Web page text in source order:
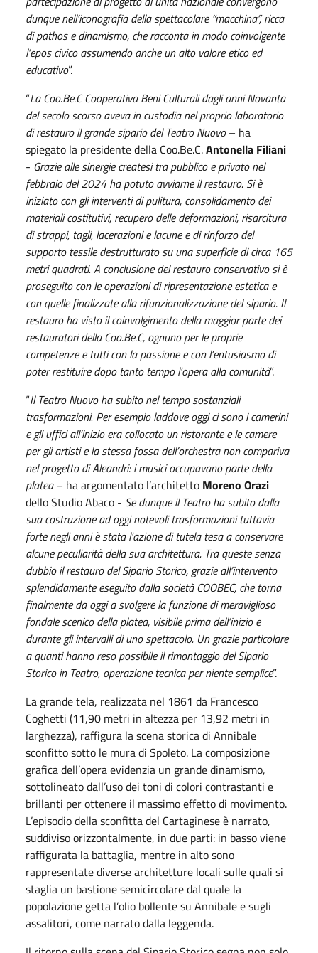
dunque nell’iconografia della spettacolare “macchina”, ricca
di pathos e dinamismo, che racconta in modo coinvolgente
l’epos civico assumendo anche un alto valore etico ed
educativo”.
“La Coo.Be.C Cooperativa Beni Culturali dagli anni Novanta
del secolo scorso aveva in custodia nel proprio laboratorio
di restauro il grande sipario del Teatro Nuovo– ha
spiegato la presidente della Coo.Be.C.Antonella Filiani
- Grazie alle sinergie createsi tra pubblico e privato nel
febbraio del 2024 ha potuto avviarne il restauro. Si è
iniziato con gli interventi di pulitura, consolidamento dei
materiali costitutivi, recupero delle deformazioni, risarcitura
di strappi, tagli, lacerazioni e lacune e di rinforzo del
supporto tessile destrutturato su una superficie di circa 165
metri quadrati. A conclusione del restauro conservativo si è
proseguito con le operazioni di ripresentazione estetica e
con quelle finalizzate alla rifunzionalizzazione del sipario. Il
restauro ha visto il coinvolgimento della maggior parte dei
restauratori della Coo.Be.C, ognuno per le proprie
competenze e tutti con la passione e con l’entusiasmo di
poter restituire dopo tanto tempo l’opera alla comunità”.
“Il Teatro Nuovo ha subito nel tempo sostanziali
trasformazioni. Per esempio laddove oggi ci sono i camerini
e gli uffici all’inizio era collocato un ristorante e le camere
per gli artisti e la stessa fossa dell’orchestra non compariva
nel progetto di Aleandri: i musici occupavano parte della
platea– ha argomentato l’architetto Moreno Orazi
dello Studio Abaco - Se dunque il Teatro ha subito dalla
sua costruzione ad oggi notevoli trasformazioni tuttavia
forte negli anni è stata l’azione di tutela tesa a conservare
alcune peculiarità della sua architettura. Tra queste senza
dubbio il restauro del Sipario Storico, grazie all’intervento
splendidamente eseguito dalla società COOBEC, che torna
finalmente da oggi a svolgere la funzione di meraviglioso
fondale scenico della platea, visibile prima dell’inizio e
durante gli intervalli di uno spettacolo. Un grazie particolare
a quanti hanno reso possibile il rimontaggio del Sipario
Storico in Teatro, operazione tecnica per niente semplice”.
La grande tela, realizzata nel 1861 da Francesco
Coghetti (11,90 metri in altezza per 13,92 metri in
larghezza), raffigura la scena storica di Annibale
sconfitto sotto le mura di Spoleto. La composizione
grafica dell’opera evidenzia un grande dinamismo,
sottolineato dall’uso dei toni di colori contrastanti e
brillanti per ottenere il massimo effetto di movimento.
L’episodio della sconfitta del Cartaginese è narrato,
suddiviso orizzontalmente, in due parti: in basso viene
raffigurata la battaglia, mentre in alto sono
rappresentate diverse architetture locali sulle quali si
staglia un bastione semicircolare dal quale la
popolazione getta l’olio bollente su Annibale e sugli
assalitori, come narrato dalla leggenda.